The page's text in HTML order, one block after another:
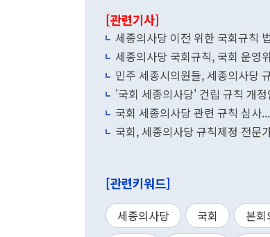
[관련기사]
세종의사당 이전 위한 국회규칙
세종의사당 국회규칙, 국회 운영
민주 세종시의원들, 세종의사당
'국회 세종의사당' 건립 규칙 개
국회 세종의사당 관련 규칙 심사
국회, 세종의사당 규칙제정 전문
[관련키워드]
세종의사당 국회 본회